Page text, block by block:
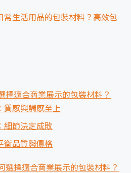
常生活用品的包裝材料？高效包
擇適合商業展示的包裝材料？
質感與觸感至上
細節決定成敗
衡品質與價格
選擇適合商業展示的包裝材料？